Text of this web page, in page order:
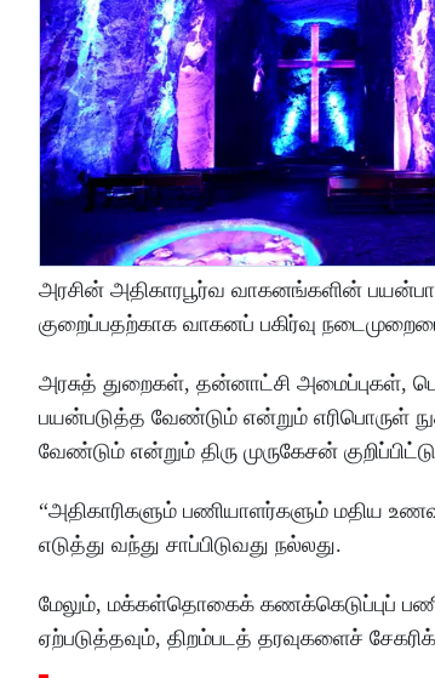
அரசின் அதிகாரபூர்வ வாகனங்களின்
குறைப்பதற்காக வாகனப் பகிர்வு
அரசுத் துறைகள், தன்னாட்சி அமைப்புகள்,
பயன்படுத்த வேண்டும் என்றும் எரிபொருள்
வேண்டும் என்றும் திரு முருகேசன்
“அதிகாரிகளும் பணியாளர்களும் மதிய
எடுத்து வந்து சாப்பிடுவது நல்லது.
மேலும், மக்கள்தொகைக் கணக்கெடுப்புப்
ஏற்படுத்தவும், திறம்படத் தரவுகளைச்